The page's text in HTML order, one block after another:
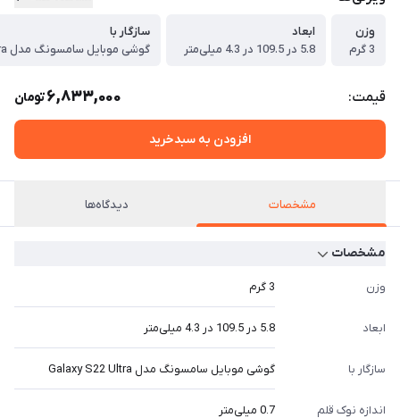
وزن
3 گرم
ابعاد
5.8 در 109.5 در 4.3 میلی‌متر
سازگار با
قیمت: 6,833,000تومان
افزودن به سبدخرید
مشخصات دیدگاه‌ها
مشخصات
وزن 3 گرم
ابعاد 5.8 در 109.5 در 4.3 میلی‌متر
سازگار با گوشی موبایل سامسونگ مدل Galaxy S22 Ultra
اندازه نوک قلم 0.7 میلی‌متر